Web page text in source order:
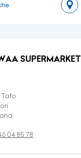
SUPERMARKET
04 85 78